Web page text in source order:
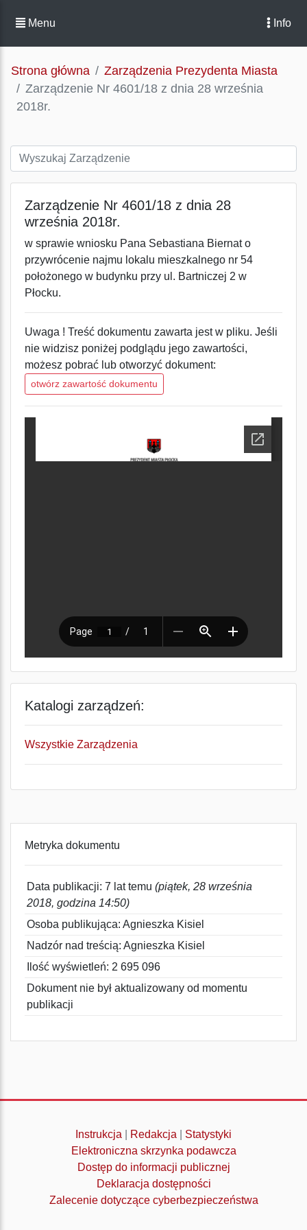
Menu Info
Strona główna
Zarządzenia Prezydenta Miasta
Zarządzenie Nr 4601/18 z dnia 28 września
2018r.
Zarządzenie Nr 4601/18 z dnia 28
września 2018r.
w sprawie wniosku Pana Sebastiana Biernat o
przywrócenie najmu lokalu mieszkalnego nr 54
położonego w budynku przy ul. Bartniczej 2 w
Płocku.
Uwaga ! Treść dokumentu zawarta jest w pliku. Jeśli
nie widzisz poniżej podglądu jego zawartości,
możesz pobrać lub otworzyć dokument:
otwórz zawartość dokumentu
Katalogi zarządzeń:
Wszystkie Zarządzenia
Metryka dokumentu
Data publikacji: 7 lat temu (piątek, 28 września
2018, godzina 14:50)
Osoba publikująca: Agnieszka Kisiel
Nadzór nad treścią: Agnieszka Kisiel
Ilość wyświetleń: 2 695 096
Dokument nie był aktualizowany od momentu
publikacji
Instrukcja Redakcja
Statystyki
Elektroniczna skrzynka podawcza
Dostęp do informacji publicznej
Deklaracja dostępności
Zalecenie dotyczące cyberbezpieczeństwa